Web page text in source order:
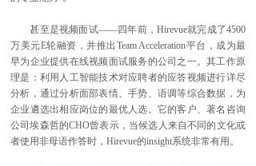
甚至是视频面试——四年前，Hirevue就完成了4500
万美元E轮融资，并推出Team Acceleration平台，成为最
早为企业提供在线视频面试服务的公司之一。其工作原
理是：利用人工智能技术对应聘者的应答视频进行详尽
分析，通过分析面部表情、手势、语调等综合数据，为
企业遴选出相应岗位的最优人选。它的客户、著名咨询
公司埃森哲的CHO曾表示，当候选人来自不同的文化或
者使用非母语作答时，Hirevue的insight系统非常有用。